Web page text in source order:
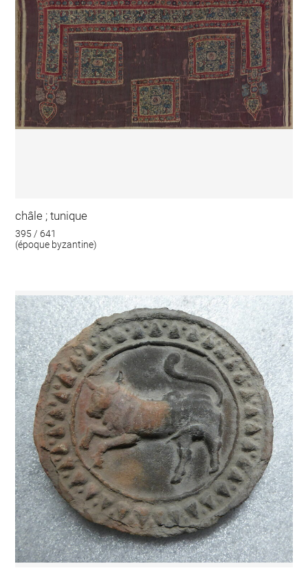
châle ; tunique
395 / 641
(époque byzantine)